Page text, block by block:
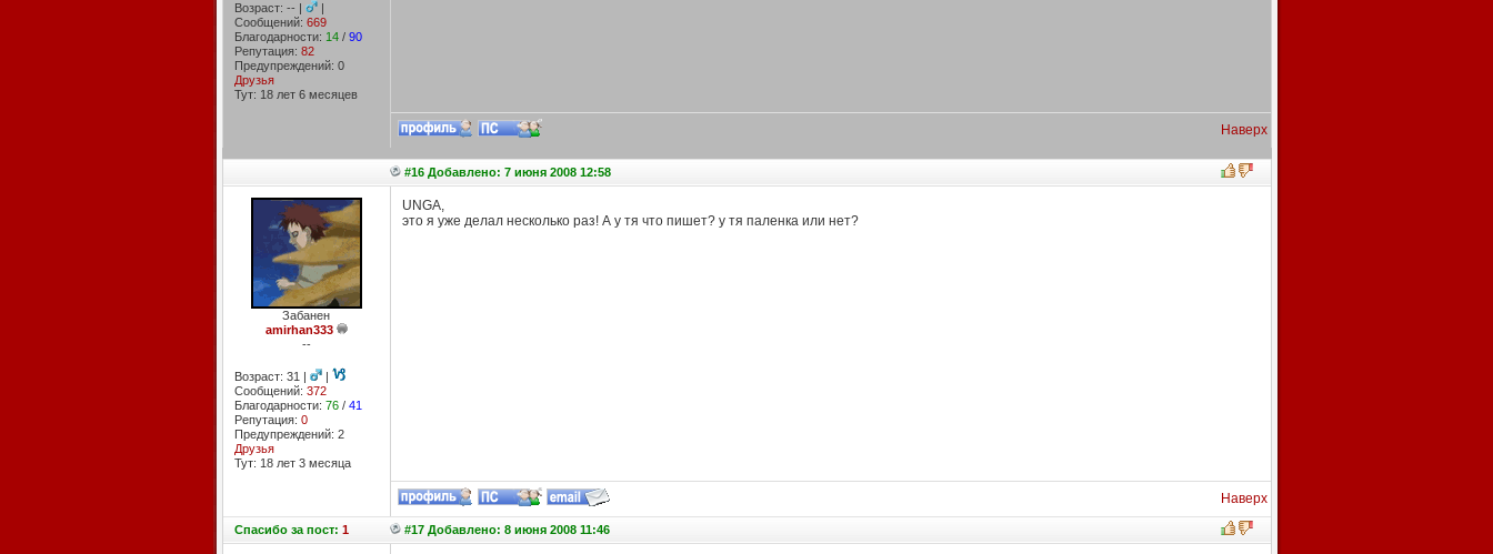
Возраст: -- |
|
Сообщений: 669
Благодарности: 14/ 90
Репутация: 82
Предупреждений: 0
Друзья
Тут: 18 лет 6 месяцев
Наверх
#16 Добавлено: 7 июня 2008 12:58
Забанен
amirhan333
--
Возраст: 31 |
|
Сообщений: 372
Благодарности: 76/ 41
Репутация: 0
Предупреждений: 2
Друзья
Тут: 18 лет 3 месяцa
UNGA,
это я уже делал несколько раз! А у тя что пишет? у тя паленка или нет?
Наверх
Спасибоза пост: 1 #17 Добавлено: 8 июня 2008 11:46